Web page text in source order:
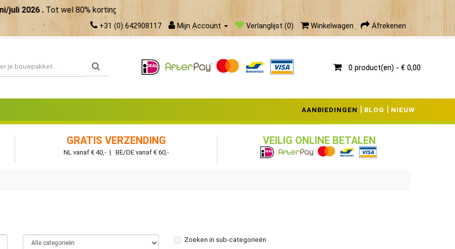
.Tot wel 80% korting. Maak meer van je zomer!
+31 (0) 642908117 Mijn Account Verlanglijst (0) Winkelwagen Afrekenen
0 product(en) - € 0,00
AANBIEDINGEN | BLOG | NIEUW
GRATIS VERZENDING
NL vanaf € 40,- | BE/DE vanaf € 60,-
VEILIG ONLINE BETALEN
Zoeken in sub-categorieën